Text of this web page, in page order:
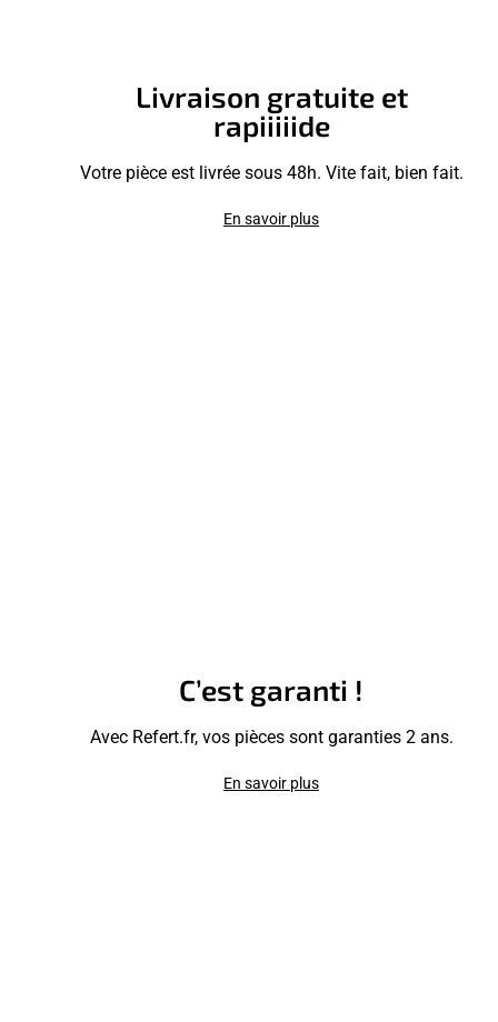
Livraison gratuite et
rapiiiiide
Votre pièce est livrée sous 48h. Vite fait, bien fait.
En savoir plus
C’est garanti !
Avec Refert.fr, vos pièces sont garanties 2 ans.
En savoir plus